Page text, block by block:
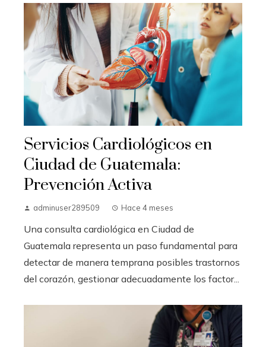
Servicios Cardiológicos en
Ciudad de Guatemala:
Prevención Activa
adminuser289509 Hace 4 meses
Una consulta cardiológica en Ciudad de
Guatemala representa un paso fundamental para
detectar de manera temprana posibles trastornos
del corazón, gestionar adecuadamente los factor...